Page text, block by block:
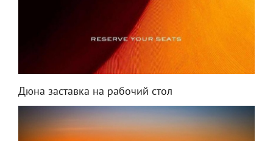
Дюна заставка на рабочий стол